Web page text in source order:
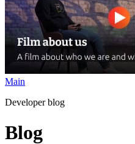
Main
Developer blog
Blog